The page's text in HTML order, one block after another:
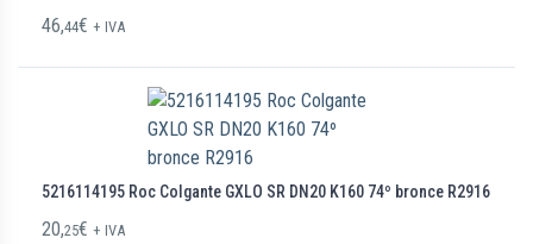
46,44€ + IVA
5216114195 Roc Colgante GXLO SR DN20 K160 74º bronce R2916
20,25€ + IVA